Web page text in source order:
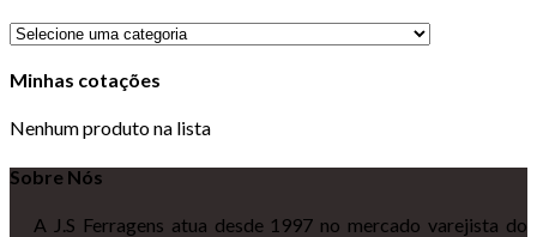
Minhas cotações
Nenhum produto na lista
Sobre Nós
A J.S Ferragens atua desde 1997 no mercado varejista do